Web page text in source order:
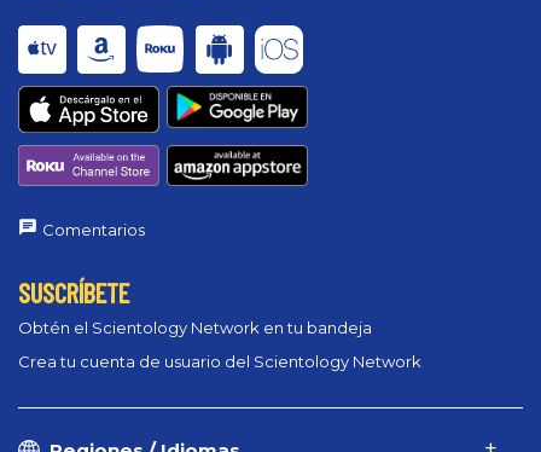
Comentarios
SUSCRÍBETE
Obtén el Scientology Network en tu bandeja
Crea tu cuenta de usuario del Scientology Network